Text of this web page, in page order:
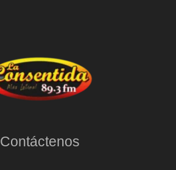
Contáctenos